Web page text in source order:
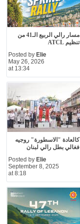
مسار رالي الربيع الـ41 من
تنظيم ATCL
Posted by Elie
May 26, 2026
at 13:34
كالعادة "الاسطورة" روجيه
فغالي بطل رالي لبنان
Posted by Elie
September 8, 2025
at 8:18